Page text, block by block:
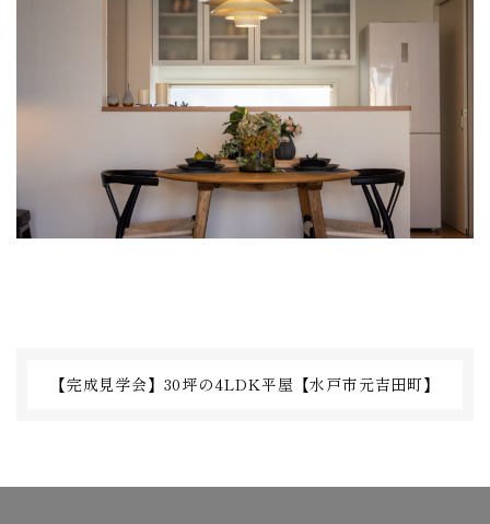
【完成見学会】30坪の4LDK平屋【水戸市元吉田町】